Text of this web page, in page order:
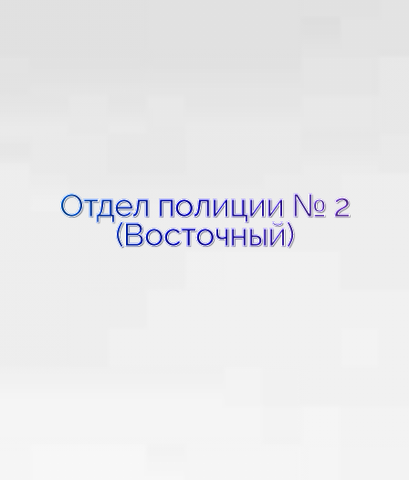
Отдел полиции № 2
(Восточный)